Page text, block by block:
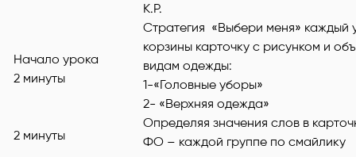
Начало урока
2 минуты
2 минуты
К.Р.
Стратегия «Выбери меня» каждый
корзины карточку с рисунком и
видам одежды:
1-«Головные уборы»
2- «Верхняя одежда»
Определяя значения слов в
ФО – каждой группе по смайлику